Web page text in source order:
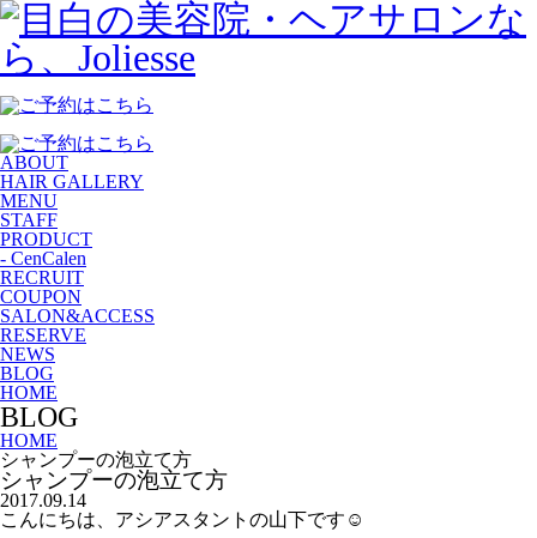
ABOUT
HAIR GALLERY
MENU
STAFF
PRODUCT
- CenCalen
RECRUIT
COUPON
SALON&ACCESS
RESERVE
NEWS
BLOG
HOME
BLOG
HOME
シャンプーの泡立て方
シャンプーの泡立て方
2017.09.14
こんにちは、アシアスタントの山下です☺